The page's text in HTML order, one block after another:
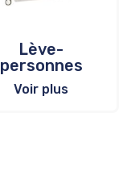
Lève-
personnes
Voir plus